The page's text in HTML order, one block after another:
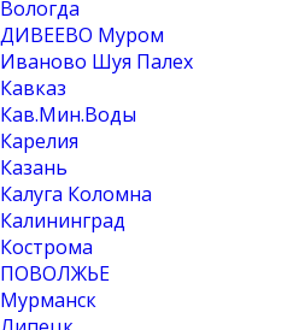
Вологда
ДИВЕЕВО Муром
Иваново Шуя Палех
Кавказ
Кав.Мин.Воды
Карелия
Казань
Калуга Коломна
Калининград
Кострома
ПОВОЛЖЬЕ
Мурманск